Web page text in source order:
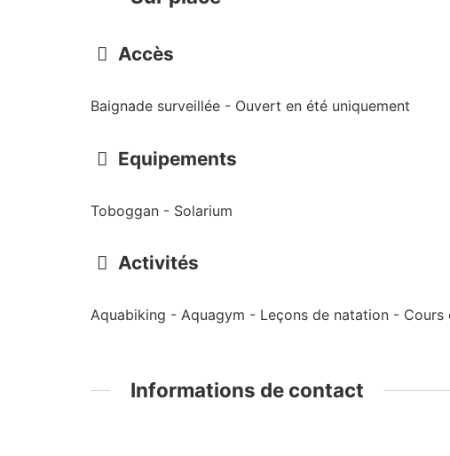
Accès
Baignade surveillée - Ouvert en été uniquement
Equipements
Toboggan - Solarium
Activités
Aquabiking - Aquagym - Leçons de natation -
Informations de contact